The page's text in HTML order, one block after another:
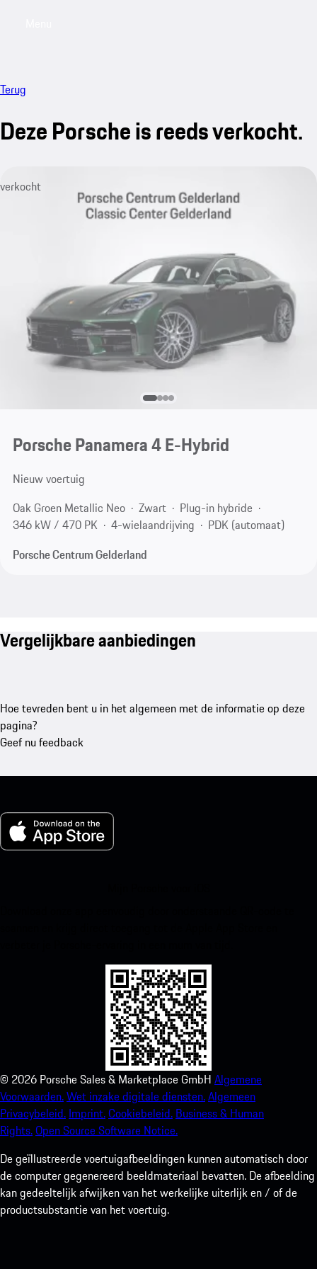
Terug
Deze Porsche is reeds verkocht.
verkocht
Porsche Panamera 4 E-Hybrid
Nieuw voertuig
Oak Groen Metallic Neo
Zwart
Plug-in hybride
346 kW / 470 PK
4-wielaandrijving
PDK (automaat)
Porsche Centrum Gelderland
Vergelijkbare aanbiedingen
Hoe tevreden bent u in het algemeen met de informatie op deze
pagina?
Geef nu feedback
© 2026 Porsche Sales & Marketplace GmbH Algemene
Voorwaarden.Wet inzake digitale diensten.Algemeen
Privacybeleid. Imprint.Cookiebeleid. Business & Human
Rights.Open Source Software Notice.
De geïllustreerde voertuigafbeeldingen kunnen automatisch door
de computer gegenereerd beeldmateriaal bevatten. De afbeelding
kan gedeeltelijk afwijken van het werkelijke uiterlijk en / of de
productsubstantie van het voertuig.